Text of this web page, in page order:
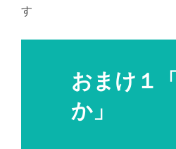
す
おまけ１
か」